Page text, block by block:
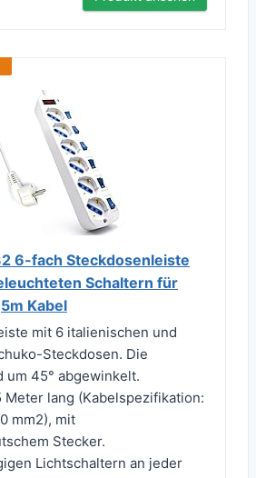
6-fach Steckdosenleiste
Schaltern für
Kabel
mit 6 italienischen und
Steckdosen. Die
um 45° abgewinkelt.
Meter lang (Kabelspezifikation:
mm2), mit
Stecker.
Lichtschaltern an jeder